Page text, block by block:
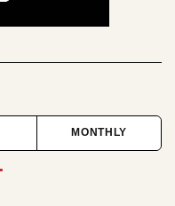
MONTHLY